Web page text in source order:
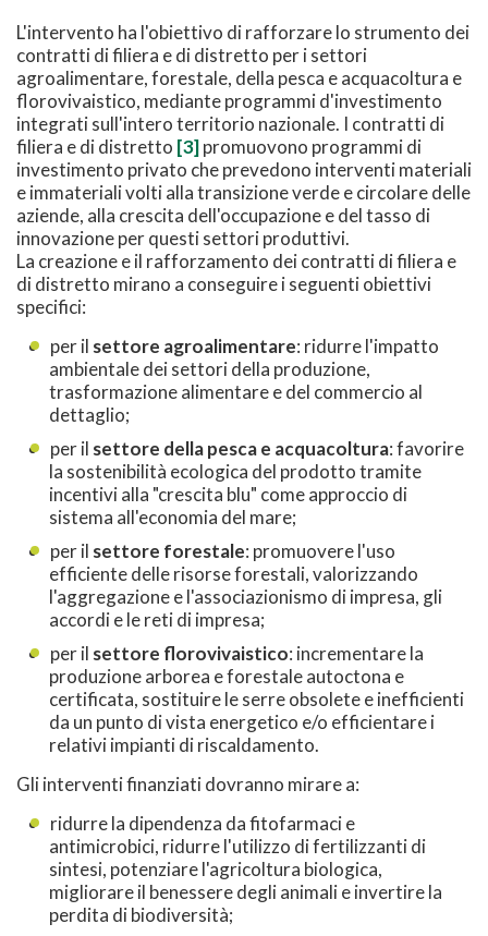
L'intervento ha l'obiettivo di rafforzare lo strumento dei
contratti di filiera e di distretto per i settori
agroalimentare, forestale, della pesca e acquacoltura e
florovivaistico, mediante programmi d'investimento
integrati sull'intero territorio nazionale. I contratti di
filiera e di distretto [3]promuovono programmi di
investimento privato che prevedono interventi materiali
e immateriali volti alla transizione verde e circolare delle
aziende, alla crescita dell'occupazione e del tasso di
innovazione per questi settori produttivi.
La creazione e il rafforzamento dei contratti di filiera e
di distretto mirano a conseguire i seguenti obiettivi
specifici:
per il settore agroalimentare: ridurre l'impatto
ambientale dei settori della produzione,
trasformazione alimentare e del commercio al
dettaglio;
per il settore della pesca e acquacoltura: favorire
la sostenibilità ecologica del prodotto tramite
incentivi alla "crescita blu" come approccio di
sistema all'economia del mare;
per il settore forestale: promuovere l'uso
efficiente delle risorse forestali, valorizzando
l'aggregazione e l'associazionismo di impresa, gli
accordi e le reti di impresa;
per il settore florovivaistico: incrementare la
produzione arborea e forestale autoctona e
certificata, sostituire le serre obsolete e inefficienti
da un punto di vista energetico e/o efficientare i
relativi impianti di riscaldamento.
Gli interventi finanziati dovranno mirare a:
ridurre la dipendenza da fitofarmaci e
antimicrobici, ridurre l'utilizzo di fertilizzanti di
sintesi, potenziare l'agricoltura biologica,
migliorare il benessere degli animali e invertire la
perdita di biodiversità;